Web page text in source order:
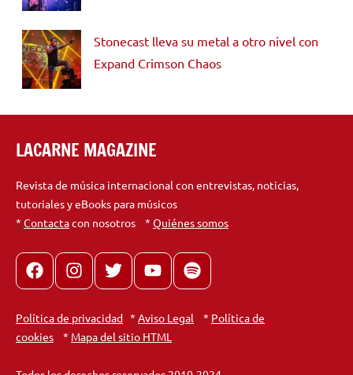
Stonecast lleva su metal a otro nivel con
Expand Crimson Chaos
LACARNE MAGAZINE
Revista de música internacional con entrevistas, noticias,
tutoriales y eBooks para músicos
* Contactacon nosotros * Quiénes somos
FacebookInstagram
X youtubespotify
Política de privacidad * Aviso Legal * Política de
cookies * Mapa del sitio HTML